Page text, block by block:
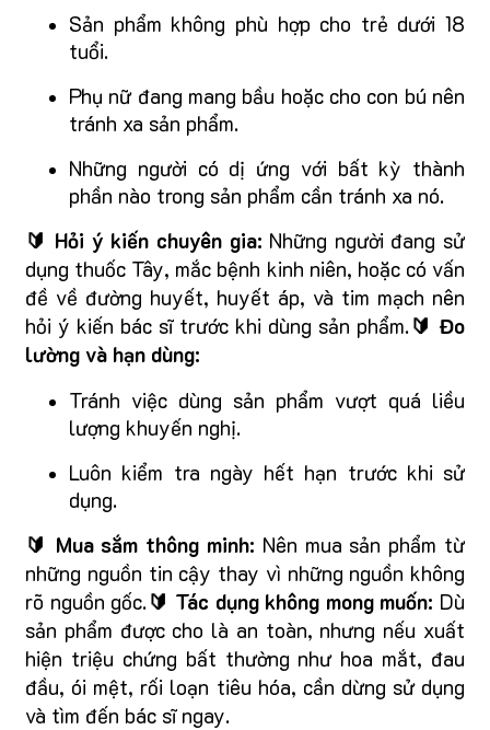
Sản phẩm không phù hợp cho trẻ dưới 18
tuổi.
Phụ nữ đang mang bầu hoặc cho con bú nên
tránh xa sản phẩm.
Những người có dị ứng với bất kỳ thành
phần nào trong sản phẩm cần tránh xa nó.
🔰 Hỏi ý kiến chuyên gia: Những người đang sử
dụng thuốc Tây, mắc bệnh kinh niên, hoặc có vấn
đề về đường huyết, huyết áp, và tim mạch nên
hỏi ý kiến bác sĩ trước khi dùng sản phẩm.🔰 Đo
lường và hạn dùng:
Tránh việc dùng sản phẩm vượt quá liều
lượng khuyến nghị.
Luôn kiểm tra ngày hết hạn trước khi sử
dụng.
🔰 Mua sắm thông minh: Nên mua sản phẩm từ
những nguồn tin cậy thay vì những nguồn không
rõ nguồn gốc.🔰 Tác dụng không mong muốn: Dù
sản phẩm được cho là an toàn, nhưng nếu xuất
hiện triệu chứng bất thường như hoa mắt, đau
đầu, ói mệt, rối loạn tiêu hóa, cần dừng sử dụng
và tìm đến bác sĩ ngay.